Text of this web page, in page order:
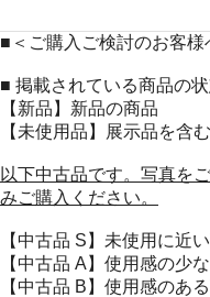
■＜ご購入ご検討のお客様
■ 掲載されている商品の
【新品】新品の商品
【未使用品】展示品を含
以下中古品です。写真を
みご購入ください。
【中古品 S】未使用に近
【中古品 A】使用感の少
【中古品 B】使用感のあ